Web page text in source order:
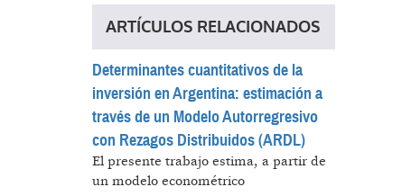
ARTÍCULOS RELACIONADOS
Determinantes cuantitativos de la
inversión en Argentina: estimación a
través de un Modelo Autorregresivo
con Rezagos Distribuidos (ARDL)
El presente trabajo estima, a partir de
un modelo econométrico